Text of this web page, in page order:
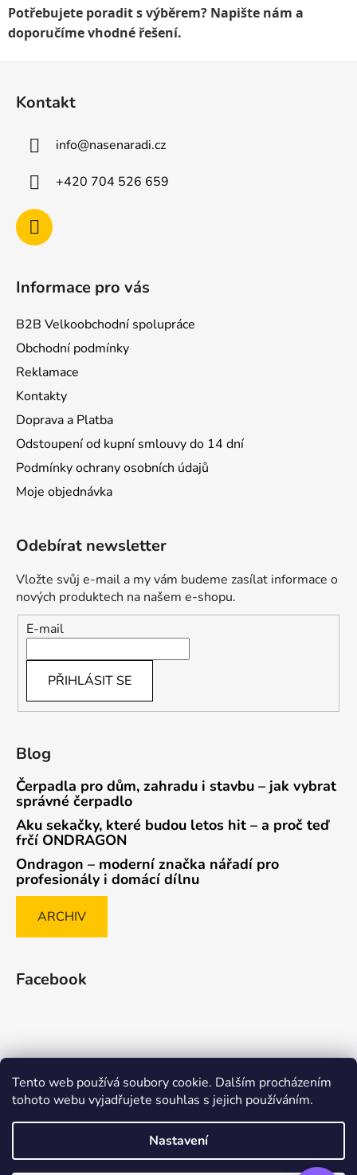
Tento web používá soubory cookie. Dalším procházením
tohoto webu vyjadřujete souhlas s jejich používáním.
Nastavení
s
u
Potřebujete poradit s výběrem? Napište nám a
doporučíme vhodné řešení.
Kontakt
info@nasenaradi.cz
+420 704 526 659
Informace pro vás
B2B Velkoobchodní spolupráce
Obchodní podmínky
Reklamace
Kontakty
Doprava a Platba
Odstoupení od kupní smlouvy do 14 dní
Podmínky ochrany osobních údajů
Moje objednávka
Odebírat newsletter
Vložte svůj e-mail a my vám budeme zasílat informace o
nových produktech na našem e-shopu.
E-mail
PŘIHLÁSIT SE
Blog
Čerpadla pro dům, zahradu i stavbu – jak vybrat
správné čerpadlo
Aku sekačky, které budou letos hit – a proč teď
frčí ONDRAGON
Ondragon – moderní značka nářadí pro
profesionály i domácí dílnu
ARCHIV
Facebook
Způsob ověřování recenzí